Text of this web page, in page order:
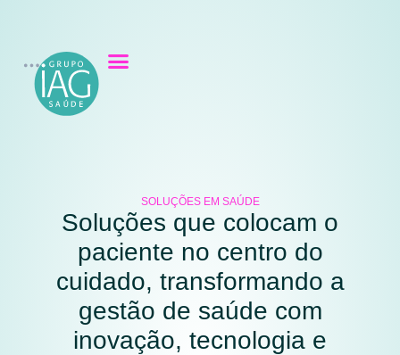
SOLUÇÕES EM SAÚDE
Soluções que colocam o
paciente no centro do
cuidado, transformando a
gestão de saúde com
inovação, tecnologia e